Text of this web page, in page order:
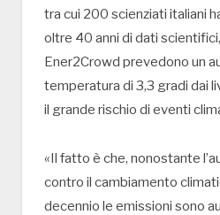
tra cui 200 scienziati italiani
oltre 40 anni di dati
Ener2Crowd prevedono un
temperatura di 3,3 gradi dai
il grande rischio di eventi
«Il fatto è che, nonostante
contro il cambiamento
decennio le emissioni sono